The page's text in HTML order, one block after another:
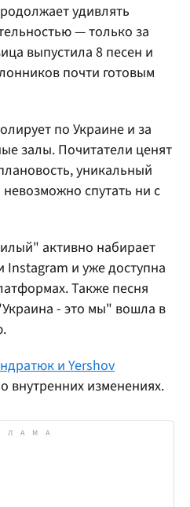
удивлять
— только за
выпустила 8 песен и
почти готовым
по Украине и за
залы. Почитатели ценят
уникальный
спутать ни с
активно набирает
Instagram и уже доступна
Также песня
- это мы" вошла в
и Yershov
внутренних изменениях.